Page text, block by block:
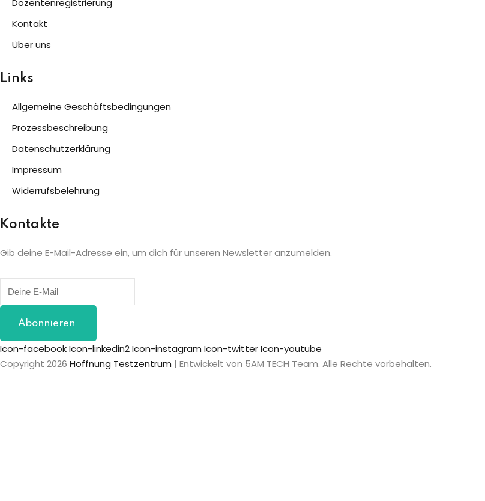
Dozentenregistrierung
Kontakt
Über uns
Links
Allgemeine Geschäftsbedingungen
Prozessbeschreibung
Datenschutzerklärung
Impressum
Widerrufsbelehrung
Kontakte
Gib deine E-Mail-Adresse ein, um dich für unseren Newsletter anzumelden.
Abonnieren
Icon-facebookIcon-linkedin2Icon-instagram Icon-twitterIcon-youtube
Copyright 2026 Hoffnung Testzentrum | Entwickelt von 5AM TECH Team. Alle Rechte vorbehalten.